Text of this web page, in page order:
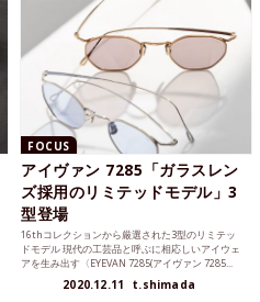
FOCUS
アイヴァン 7285「ガラスレン
ズ採用のリミテッドモデル」3
型登場
16thコレクションから厳選された3型のリミテッ
ドモデル 現代の工芸品と呼ぶに相応しいアイウェ
アを生み出す〈EYEVAN 7285(アイヴァン 7285...
2020.12.11 t.shimada